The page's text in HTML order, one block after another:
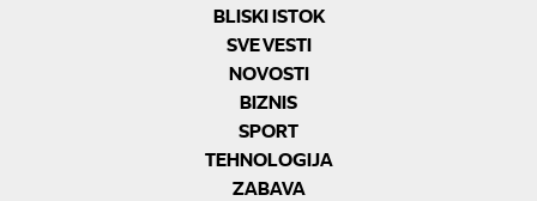
BLISKI ISTOK
SVE VESTI
NOVOSTI
BIZNIS
SPORT
TEHNOLOGIJA
ZABAVA